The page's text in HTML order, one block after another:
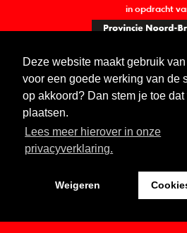
Deze website maakt gebruik
voor een goede werking van de
op akkoord? Dan stem je toe
plaatsen.
Lees meer hierover in onze
privacyverklaring.
Weigeren
in opdracht
Contact Vacatures ANBI
Digitale